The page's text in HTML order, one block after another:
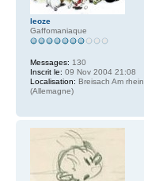
leoze
Gaffomaniaque
Messages: 130
Inscrit le: 09 Nov 2004 21:08
Localisation: Breisach Am rhein
(Allemagne)